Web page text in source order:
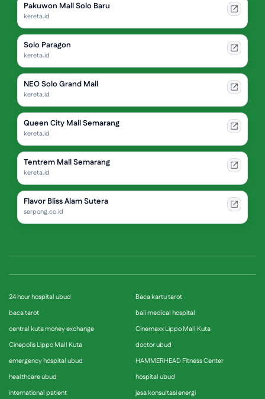
Pakuwon Mall Solo Baru
kereta.id
Solo Paragon
kereta.id
NEO Solo Grand Mall
kereta.id
Queen City Mall Semarang
kereta.id
Tentrem Mall Semarang
kereta.id
Flavor Bliss Alam Sutera
serpong.co.id
24 hour hospital ubud
Baca kartu tarot
baca tarot
bali medical hospital
central kuta money exchange
Cinemaxx Lippo Mall Kuta
Cinepolis Lippo Mall Kuta
doctor ubud
emergency hospital ubud
HAMMERHEAD Fitness Center
healthcare ubud
hospital ubud
international patient
jasa konsultasi energi